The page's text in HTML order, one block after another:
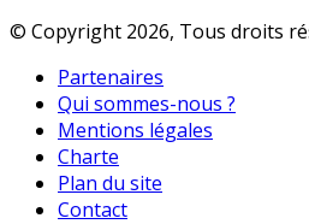
© Copyright 2026, Tous droits
Partenaires
Qui sommes-nous ?
Mentions légales
Charte
Plan du site
Contact